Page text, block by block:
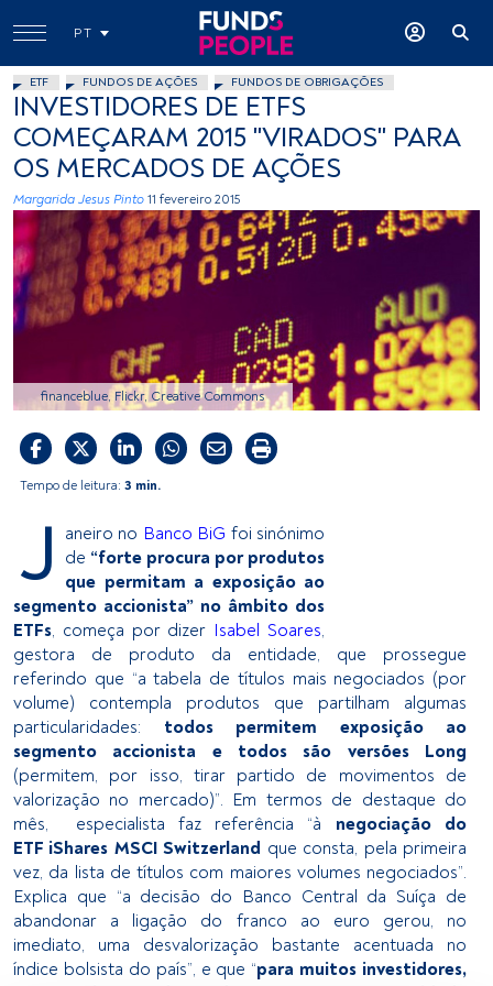
PT
ETF FUNDOS DE AÇÕES FUNDOS DE OBRIGAÇÕES
INVESTIDORES DE ETFS
COMEÇARAM 2015 "VIRADOS" PARA
OS MERCADOS DE AÇÕES
Margarida Jesus Pinto 11 fevereiro 2015
financeblue, Flickr, Creative Commons
Tempo de leitura: 3 min.
J aneiro no Banco BiG foi sinónimo
de “forte procura por produtos
que permitam a exposição ao
segmento accionista” no âmbito dos
ETFs, começa por dizer Isabel Soares,
gestora de produto da entidade, que prossegue
referindo que “a tabela de títulos mais negociados (por
volume) contempla produtos que partilham algumas
particularidades: todos permitem exposição ao
segmento accionista e todos são versões Long
(permitem, por isso, tirar partido de movimentos de
valorização no mercado)”. Em termos de destaque do
mês, especialista faz referência “à negociação do
ETF iShares MSCI Switzerland que consta, pela primeira
vez, da lista de títulos com maiores volumes negociados”.
Explica que “a decisão do Banco Central da Suíça de
abandonar a ligação do franco ao euro gerou, no
imediato, uma desvalorização bastante acentuada no
índice bolsista do país”, e que “para muitos investidores,